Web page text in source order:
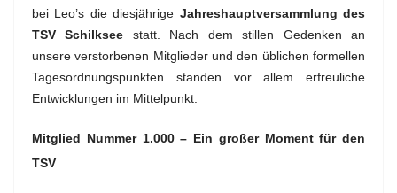
bei Leo’s die diesjährige Jahreshauptversammlung des
TSV Schilksee statt. Nach dem stillen Gedenken an
unsere verstorbenen Mitglieder und den üblichen formellen
Tagesordnungspunkten standen vor allem erfreuliche
Entwicklungen im Mittelpunkt.
Mitglied Nummer 1.000 – Ein großer Moment für den
TSV